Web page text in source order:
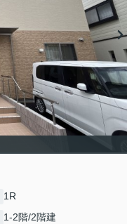
1R
1-2階/2階建